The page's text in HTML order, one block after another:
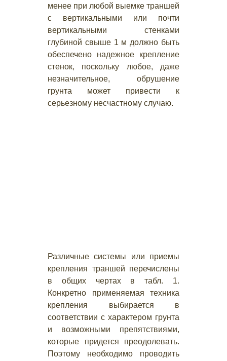
менее при любой выемке траншей
с вертикальными или почти
вертикальными стенками
глубиной свыше 1 м должно быть
обеспечено надежное крепление
стенок, поскольку любое, даже
незначительное, обрушение
грунта может привести к
серьезному несчастному случаю.
Различные системы или приемы
крепления траншей перечислены
в общих чертах в табл. 1.
Конкретно применяемая техника
крепления выбирается в
соответствии с характером грунта
и возможными препятствиями,
которые придется преодолевать.
Поэтому необходимо проводить